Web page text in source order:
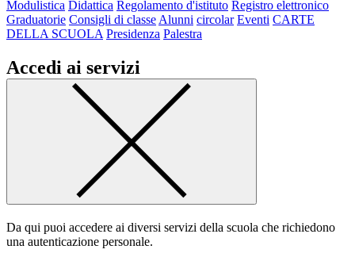
Modulistica Didattica Regolamento d'istituto Registro elettronico
Graduatorie Consigli di classe Alunni circolar Eventi CARTE
DELLA SCUOLA Presidenza Palestra
Accedi ai servizi
Da qui puoi accedere ai diversi servizi della scuola che richiedono
una autenticazione personale.